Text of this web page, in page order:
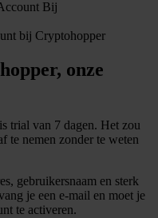
bij Cryptohopper
onze
trial van 7 dagen. Het zou
te nemen zonder te weten
gebruikersnaam en sterk
je een e-mail en moet je
te activeren.